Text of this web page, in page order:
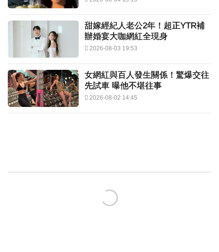
甜嫁經紀人老公2年！超正YTR補
辦婚宴大咖網紅全現身
2026-08-03 19:53
女網紅與百人發生關係！驚爆交往
先試車 曝他不堪往事
2026-08-02 14:45